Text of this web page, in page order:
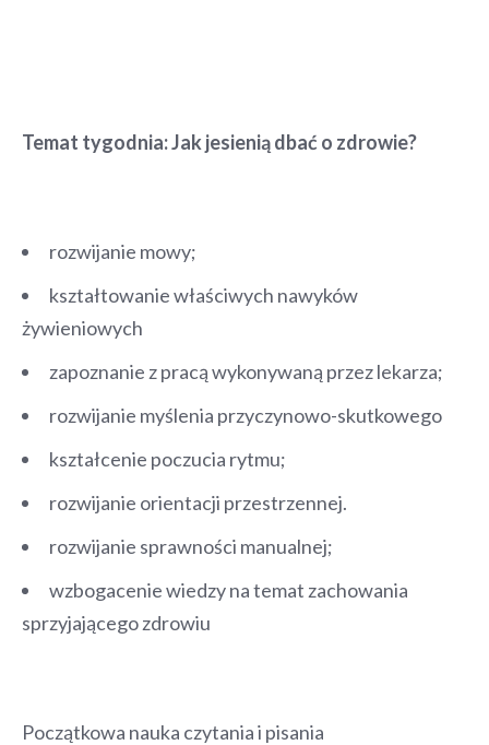
Temat tygodnia: Jak jesienią dbać o zdrowie?
rozwijanie mowy;
kształtowanie właściwych nawyków
żywieniowych
zapoznanie z pracą wykonywaną przez lekarza;
rozwijanie myślenia przyczynowo-skutkowego
kształcenie poczucia rytmu;
rozwijanie orientacji przestrzennej.
rozwijanie sprawności manualnej;
wzbogacenie wiedzy na temat zachowania
sprzyjającego zdrowiu
Początkowa nauka czytania i pisania